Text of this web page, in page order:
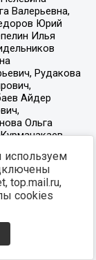
top.mail.ru,
cookies